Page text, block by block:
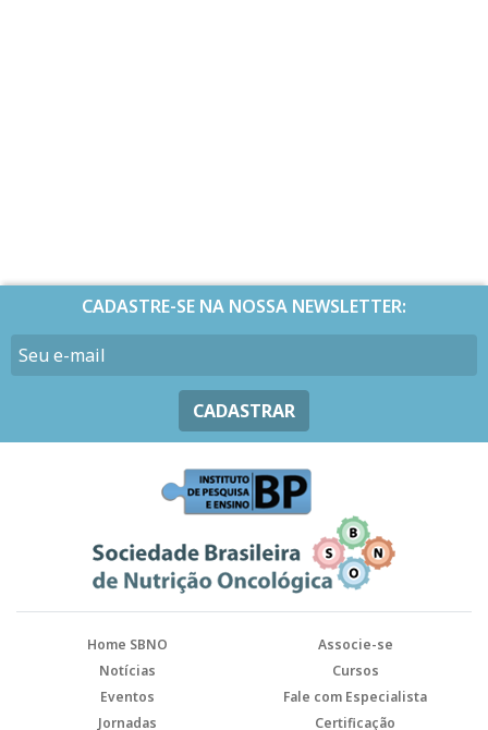
CADASTRE-SE NA NOSSA NEWSLETTER:
CADASTRAR
Home SBNO
Associe-se
Notícias
Cursos
Eventos
Fale com Especialista
Jornadas
Certificação